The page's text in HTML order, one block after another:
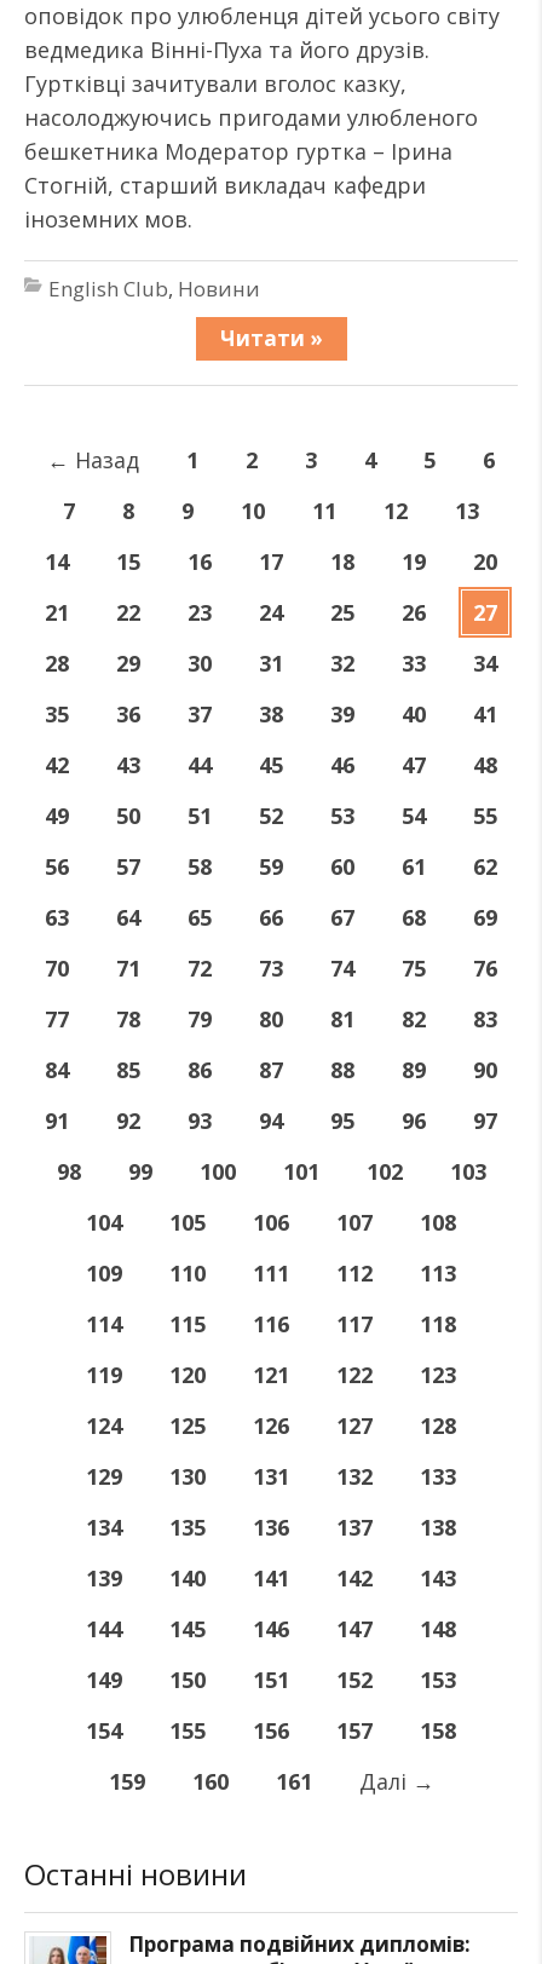
оповідок про улюбленця дітей усього світу
ведмедика Вінні-Пуха та його друзів.
Гуртківці зачитували вголос казку,
насолоджуючись пригодами улюбленого
бешкетника Модератор гуртка – Ірина
Стогній, старший викладач кафедри
іноземних мов.
English Club, Новини
Читати »
← Назад 1 2 3 4 5
6
7
8 9 10 11 12
13
14
15 16 17 18 19
20
21
22 23 24 25 26
27
28
29 30 31 32 33
34
35
36 37 38 39 40
41
42
43 44 45 46 47
48
49
50 51 52 53 54
55
56
57 58 59 60 61
62
63
64 65 66 67 68
69
70
71 72 73 74 75
76
77
78 79 80 81 82
83
84
85 86 87 88 89
90
91
92 93 94 95 96
97
98
99 100 101 102
103
104
105 106 107
108
109
110 111 112
113
114
115 116 117
118
119
120 121 122
123
124
125 126 127
128
129
130 131 132
133
134
135 136 137
138
139
140 141 142
143
144
145 146 147
148
149
150 151 152
153
154
155 156 157
158
159
160 161 Далі →
Останні новини
Програма подвійних дипломів: